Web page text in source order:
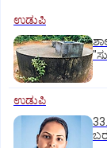
ಉಡುಪಿ
ಉಡುಪಿ